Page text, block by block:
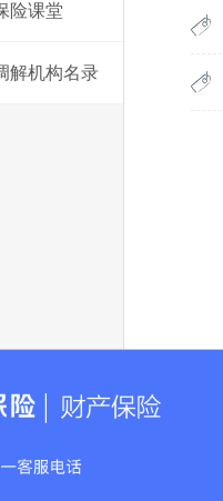
险课堂
解机构名录